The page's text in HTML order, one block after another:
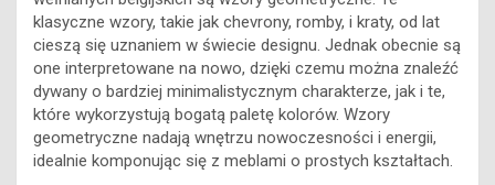
Jednym z najbardziej powszechnych trendów w dywanach
wełnianych belgijskich są wzory geometryczne. Te
klasyczne wzory, takie jak chevrony, romby, i kraty, od lat
cieszą się uznaniem w świecie designu. Jednak obecnie są
one interpretowane na nowo, dzięki czemu można znaleźć
dywany o bardziej minimalistycznym charakterze, jak i te,
które wykorzystują bogatą paletę kolorów. Wzory
geometryczne nadają wnętrzu nowoczesności i energii,